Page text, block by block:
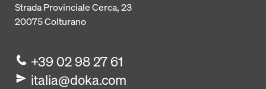
Strada Provinciale Cerca, 23
20075Colturano
+39 02 98 27 61
italia@doka.com